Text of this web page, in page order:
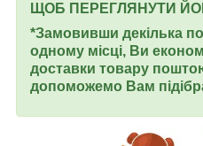
ЩОБ ПЕРЕГЛЯНУТИ
*Замовивши декілька
одному місці, Ви
доставки товару
допоможемо Вам